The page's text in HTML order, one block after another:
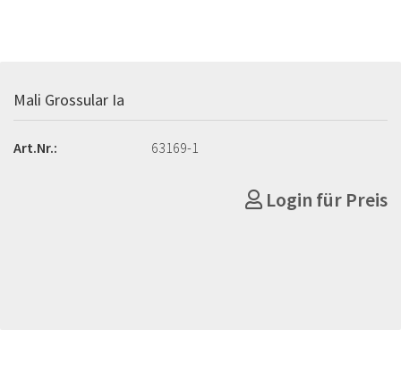
Mali Grossular Ia
Art.Nr.: 63169-1
Login für Preis